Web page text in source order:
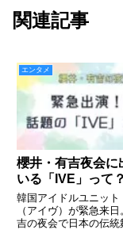
関連記事
エンタメ
櫻井・有吉夜会に
いる「IVE」って？
韓国アイドルユニット
（アイヴ）が緊急来
吉の夜会で日本の伝統